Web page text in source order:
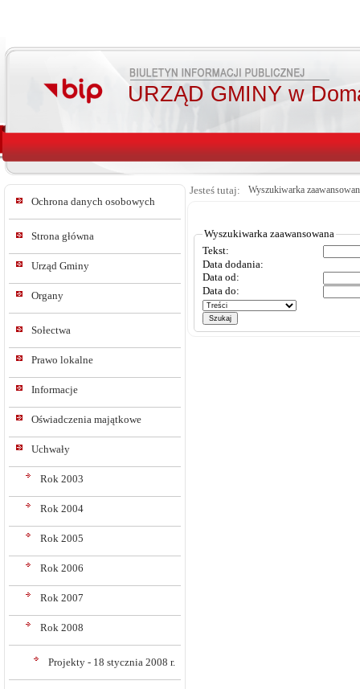
URZĄD GMINY w
Ochrona danych osobowych
Strona główna
Urząd Gminy
Organy
Sołectwa
Prawo lokalne
Informacje
Oświadczenia majątkowe
Uchwały
Rok 2003
Rok 2004
Rok 2005
Rok 2006
Rok 2007
Rok 2008
Projekty - 18 stycznia 2008 r.
Jesteś tutaj: Wyszukiwarka
Wyszukiwarka zaawansowana
Tekst:
Data dodania:
Data od:
Data do: